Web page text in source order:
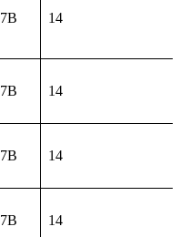
7B 14
7B 14
7B 14
7B 14